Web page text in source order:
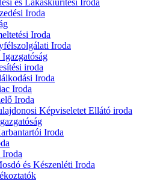
Iroda
Iroda
Iroda
iroda
Iroda
Iroda
Iroda
Képviseletet Ellátó iroda
Iroda
Iroda
és Készenléti Iroda